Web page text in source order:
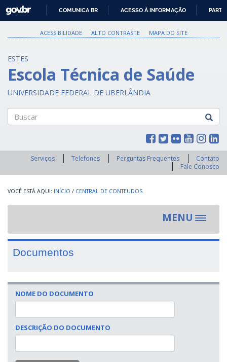
PARA
O
GOVBR
COMUNICA BR ACESSO À INFORMAÇÃO
ACESSIBILIDADE ALTO CONTRASTE MAPA DO SITE
ESTES
Escola Técnica de Saúde
UNIVERSIDADE FEDERAL DE UBERLÂNDIA
Serviços Telefones Perguntas Frequentes
Contato
Fale Conosco
INÍCIO / CENTRAL DE CONTEUDOS
MENU
Toggle
Documentos
NOME DO DOCUMENTO
DESCRIÇÃO DO DOCUMENTO